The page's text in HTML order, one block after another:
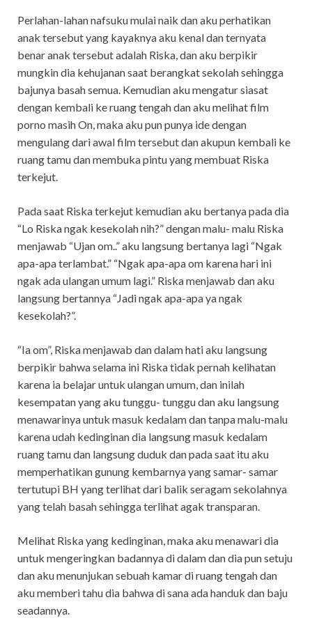
Perlahan-lahan nafsuku mulai naik dan aku perhatikan
anak tersebut yang kayaknya aku kenal dan ternyata
benar anak tersebut adalah Riska, dan aku berpikir
mungkin dia kehujanan saat berangkat sekolah sehingga
bajunya basah semua. Kemudian aku mengatur siasat
dengan kembali ke ruang tengah dan aku melihat film
porno masih On, maka aku pun punya ide dengan
mengulang dari awal film tersebut dan akupun kembali ke
ruang tamu dan membuka pintu yang membuat Riska
terkejut.
Pada saat Riska terkejut kemudian aku bertanya pada dia
“Lo Riska ngak kesekolah nih?” dengan malu- malu Riska
menjawab “Ujan om..” aku langsung bertanya lagi “Ngak
apa-apa terlambat.” “Ngak apa-apa om karena hari ini
ngak ada ulangan umum lagi.” Riska menjawab dan aku
langsung bertannya “Jadi ngak apa-apa ya ngak
kesekolah?”.
“Ia om”, Riska menjawab dan dalam hati aku langsung
berpikir bahwa selama ini Riska tidak pernah kelihatan
karena ia belajar untuk ulangan umum, dan inilah
kesempatan yang aku tunggu- tunggu dan aku langsung
menawarinya untuk masuk kedalam dan tanpa malu-malu
karena udah kedinginan dia langsung masuk kedalam
ruang tamu dan langsung duduk dan pada saat itu aku
memperhatikan gunung kembarnya yang samar- samar
tertutupi BH yang terlihat dari balik seragam sekolahnya
yang telah basah sehingga terlihat agak transparan.
Melihat Riska yang kedinginan, maka aku menawari dia
untuk mengeringkan badannya di dalam dan dia pun setuju
dan aku menunjukan sebuah kamar di ruang tengah dan
aku memberi tahu dia bahwa di sana ada handuk dan baju
seadannya.